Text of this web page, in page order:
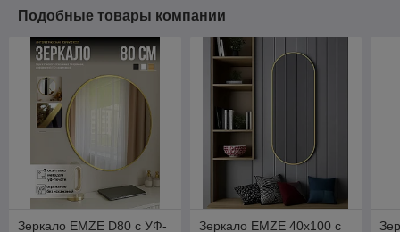
Подобные товары компании
Зеркало EMZE D80 с УФ-
Зеркало EMZE 40x100 с